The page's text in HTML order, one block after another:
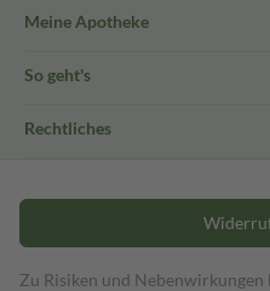
Meine Apotheke
So geht's
Rechtliches
Zu Risiken und Nebenwirkungen